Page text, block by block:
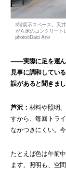
――実際に足を運ん
見事に調和してい
誤があると聞きまし
芦沢： 材料や照明
すから、毎回トラ
なかつきにくい。
たとえば色は午前
ます。照明も、空